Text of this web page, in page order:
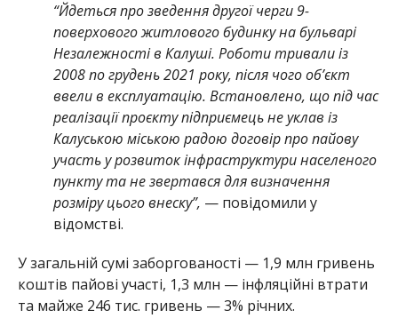
“Йдеться про зведення другої черги 9-
поверхового житлового будинку на бульварі
Незалежності в Калуші. Роботи тривали із
2008 по грудень 2021 року, після чого об’єкт
ввели в експлуатацію. Встановлено, що під час
реалізації проєкту підприємець не уклав із
Калуською міською радою договір про пайову
участь у розвиток інфраструктури населеного
пункту та не звертався для визначення
розміру цього внеску”, — повідомили у
відомстві.
У загальній сумі заборгованості — 1,9 млн гривень
коштів пайові участі, 1,3 млн — інфляційні втрати
та майже 246 тис. гривень — 3% річних.